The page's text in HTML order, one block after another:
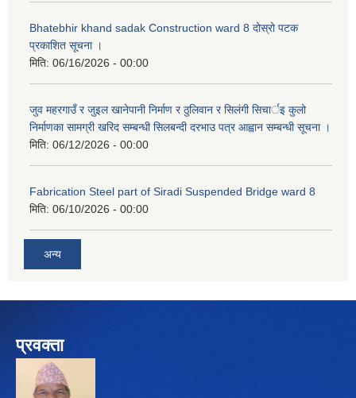
Bhatebhir khand sadak Construction ward 8 दोस्रो पटक
प्रकाशित सूचना ।
मिति: 06/16/2026 - 00:00
जुव महरगाउँ र जुइल खानेपानी निर्माण र ठुलिवान र सिलंगी सिचार्इ कुलो
निर्माणका सामग्री खरिद सम्बन्धी सिलबन्दी दरभाउ पत्र आह्वान सम्बन्धी सूचना ।
मिति: 06/12/2026 - 00:00
Fabrication Steel part of Siradi Suspended Bridge ward 8
मिति: 06/10/2026 - 00:00
अन्य
प्रवक्ता